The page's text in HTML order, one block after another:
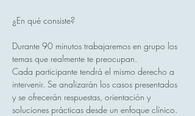
¿En qué consiste?
Durante 90 minutos trabajaremos en grupo los
temas que realmente te preocupan.
Cada participante tendrá el mismo derecho a
intervenir. Se analizarán los casos presentados
y se ofrecerán respuestas, orientación y
soluciones prácticas desde un enfoque clínico.